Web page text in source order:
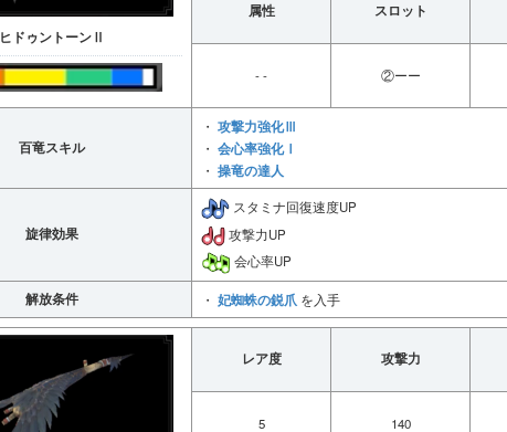
ヒドゥントーンⅡ
属性 スロット
- - ②ーー
百竜スキル
・ 攻撃力強化Ⅲ
・ 会心率強化Ⅰ
・ 操竜の達人
旋律効果
スタミナ回復速度UP
攻撃力UP
会心率UP
解放条件 ・ 妃蜘蛛の鋭爪 を入手
レア度 攻撃力
5 140